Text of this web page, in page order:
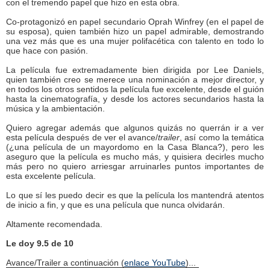
con el tremendo papel que hizo en esta obra.
Co-protagonizó en papel secundario Oprah Winfrey (en el papel de
su esposa), quien también hizo un papel admirable, demostrando
una vez más que es una mujer polifacética con talento en todo lo
que hace con pasión.
La película fue extremadamente bien dirigida por Lee Daniels,
quien también creo se merece una nominación a mejor director, y
en todos los otros sentidos la película fue excelente, desde el guión
hasta la cinematografía, y desde los actores secundarios hasta la
música y la ambientación.
Quiero agregar además que algunos quizás no querrán ir a ver
esta película después de ver el avance/trailer , así como la temática
(¿una película de un mayordomo en la Casa Blanca?), pero les
aseguro que la película es mucho más, y quisiera decirles mucho
más pero no quiero arriesgar arruinarles puntos importantes de
esta excelente película.
Lo que sí les puedo decir es que la película los mantendrá atentos
de inicio a fin, y que es una película que nunca olvidarán.
Altamente recomendada.
Le doy 9.5 de 10
Avance/Trailer a continuación (enlace YouTube)...